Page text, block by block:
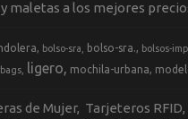
maletas a los mejores
bolso-sra bolso-sra. bolsos-
ligero mochila-urbana
de Mujer Tarjeteros RFID